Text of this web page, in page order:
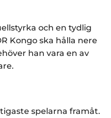
och en tydlig
Kongo ska hålla nere
han vara en av
spelarna framåt.